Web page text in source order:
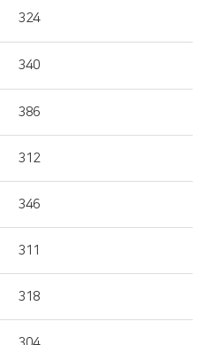
324
340
386
312
346
311
318